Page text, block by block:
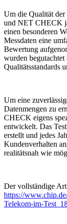
Um die Qualität
und NET CHECK
einen besonderen
Messdaten eine
Bewertung
wurden begutachtet
Qualitätsstandards
Um eine
Datenmengen zu
CHECK eigens
entwickelt. Das
erstellt und jedes
Kundenverhalten
realitätsnah wie
Der vollständige
https://
Telekom-im-